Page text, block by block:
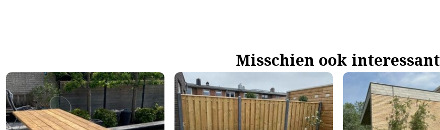
Misschien ook interessant